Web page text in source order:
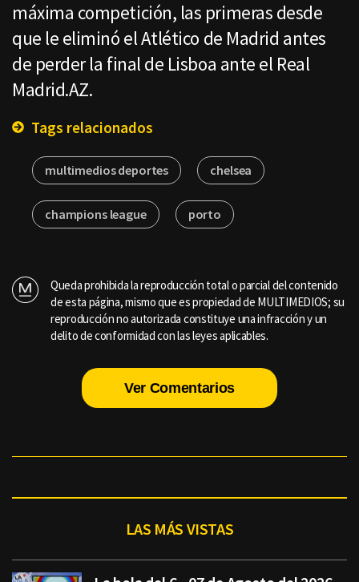
máxima competición, las primeras desde
que le eliminó el Atlético de Madrid antes
de perder la final de Lisboa ante el Real
Madrid.AZ.
Tags relacionados
multimedios deportes chelsea
champions league porto
Queda prohibida la reproducción total o parcial del contenido
de esta página, mismo que es propiedad de MULTIMEDIOS; su
reproducción no autorizada constituye una infracción y un
delito de conformidad con las leyes aplicables.
Ver Comentarios
LAS MÁS VISTAS